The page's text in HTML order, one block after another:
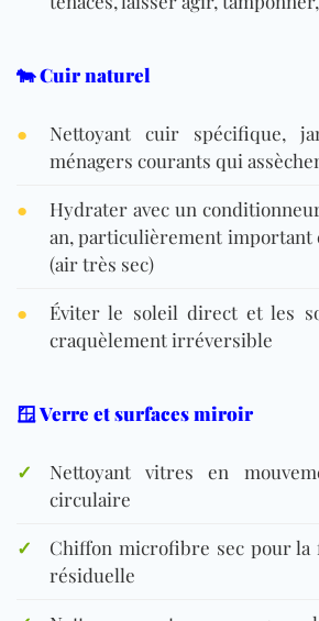
🐄 Cuir naturel
●
Nettoyant cuir spécifique,
ménagers courants qui
●
Hydrater avec un
an, particulièrement important
(air très sec)
●
Éviter le soleil direct et les
craquèlement irréversible
🪟 Verre et surfaces miroir
✓
Nettoyant vitres en
circulaire
✓
Chiffon microfibre sec pour
résiduelle